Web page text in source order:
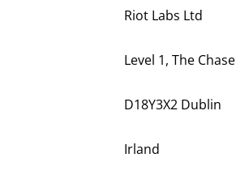
Riot Labs Ltd
Level 1, The Chase
D18Y3X2 Dublin
Irland